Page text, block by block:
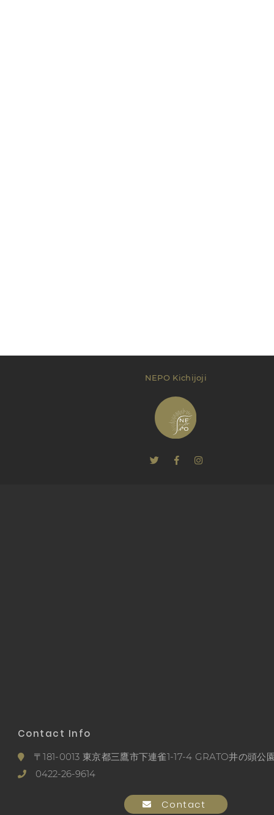
NEPO Kichijoji
Contact Info
〒181-0013 東京都三鷹市下連雀1-17-4 GRATO井の頭公
0422-26-9614
Contact